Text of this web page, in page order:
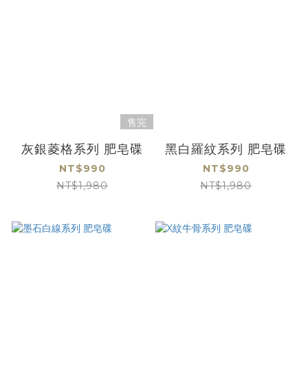
售完
灰銀菱格系列 肥皂碟
NT$990
NT$1,980
黑白羅紋系列 肥皂碟
NT$990
NT$1,980